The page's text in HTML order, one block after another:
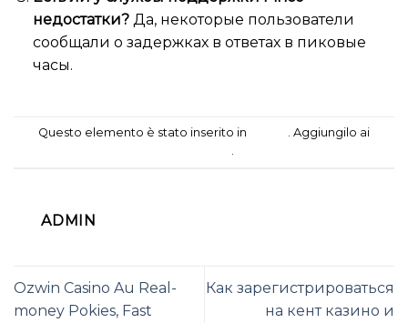
недостатки?Да, некоторые пользователи
сообщали о задержках в ответах в пиковые
часы.
Questo elemento è stato inserito in
. Aggiungilo ai
ADMIN
Ozwin Casino Au Real-
money Pokies, Fast
Как зарегистрироваться
на кент казино и